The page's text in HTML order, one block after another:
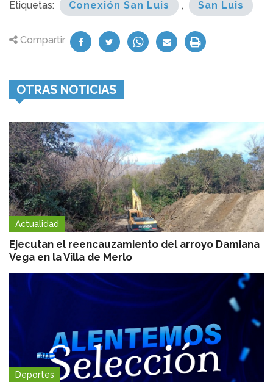
Etiquetas: Conexión San Luis , San Luis
Compartir
OTRAS NOTICIAS
Actualidad
Ejecutan el reencauzamiento del arroyo Damiana
Vega en la Villa de Merlo
Deportes